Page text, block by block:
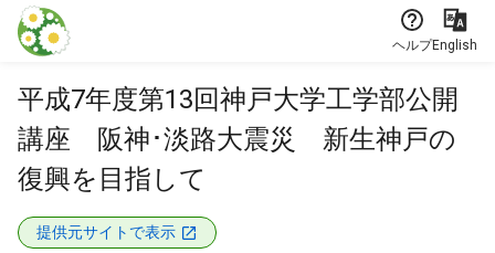
本文に飛ぶ
ヘルプEnglish
平成7年度第13回神戸大学工学部公開
講座 阪神･淡路大震災 新生神戸の
復興を目指して
提供元サイトで表示